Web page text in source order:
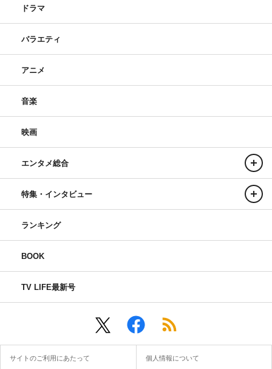
ドラマ
バラエティ
アニメ
音楽
映画
エンタメ総合
特集・インタビュー
ランキング
BOOK
TV LIFE最新号
サイトのご利用にあたって 個人情報について